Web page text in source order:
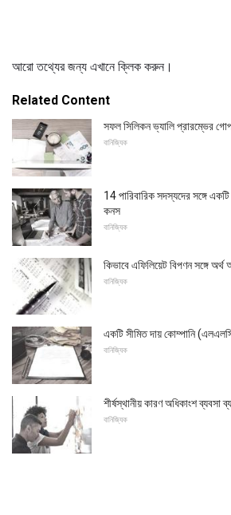
আরো তথ্যের জন্য এখানে ক্লিক করুন।
Related Content
সফল সিলিকন ভ্যালি প্রারম্ভের
বানিজ্যিক
14 পারিবারিক সদস্যদের সঙ্গে
কনস
বানিজ্যিক
কিভাবে এফিলিয়েট বিপণন সঙ্গে
বানিজ্যিক
একটি সীমিত দায় কোম্পানি
বানিজ্যিক
শীর্ষস্থানীয় কারণ অধিকাংশ ব্যবসা
বানিজ্যিক